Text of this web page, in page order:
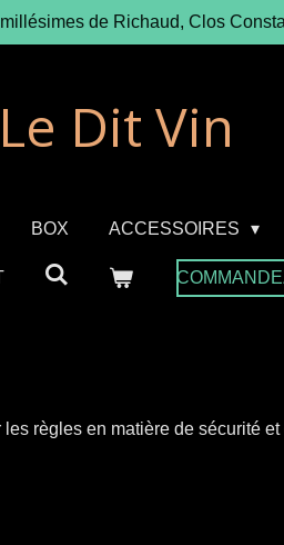
de Richaud, Clos
Le Dit Vin
BOX ACCESSOIRES
règles en matière de sécurité